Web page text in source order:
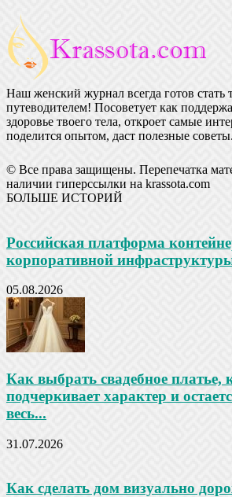
Наш женский журнал всегда готов стать
путеводителем! Посоветует как
здоровье твоего тела, откроет самые
поделится опытом, даст полезные советы.
© Все права защищены. Перепечатка
наличии гиперссылки на krassota.com
БОЛЬШЕ ИСТОРИЙ
Российская платформа
корпоративной
05.08.2026
Как выбрать свадебное платье,
подчеркивает характер и
весь...
31.07.2026
Как сделать дом визуально